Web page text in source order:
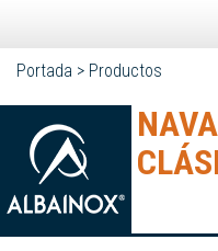
Portada > Productos